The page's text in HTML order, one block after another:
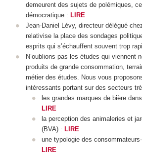
demeurent des sujets de polémiques,
démocratique : LIRE
Jean-Daniel Lévy, directeur délégué
relativise la place des sondages
esprits qui s’échauffent souvent trop
N’oublions pas les études qui viennent
produits de grande consommation,
métier des études. Nous vous
intéressants portant sur des secteurs
les grandes marques de bière
LIRE
la perception des animaleries et
(BVA) : LIRE
une typologie des
LIRE